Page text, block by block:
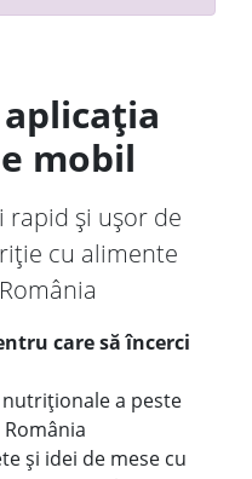
mobil
rapid și ușor de
cu alimente
care să încerci
a peste
și idei de mese cu